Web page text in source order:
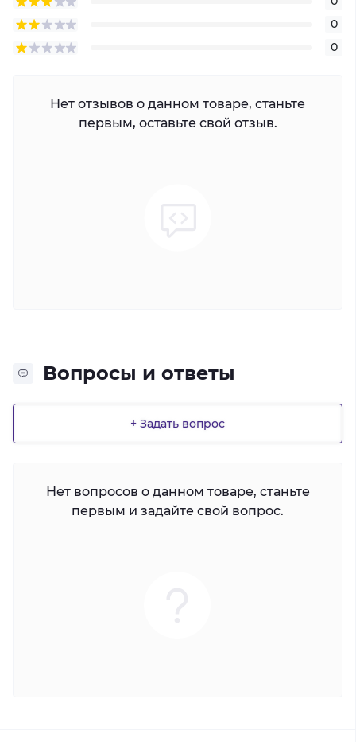
0
0
Нет отзывов о данном товаре, станьте
первым, оставьте свой отзыв.
Вопросы и ответы
+ Задать вопрос
Нет вопросов о данном товаре, станьте
первым и задайте свой вопрос.